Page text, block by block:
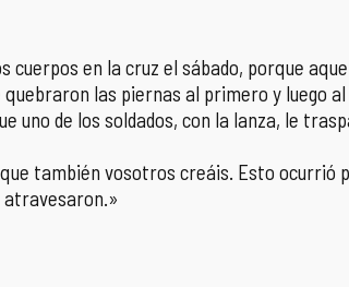
en la cruz el sábado, porque
las piernas al primero y luego
uno de los soldados, con la lanza, le
también vosotros creáis. Esto ocurrió